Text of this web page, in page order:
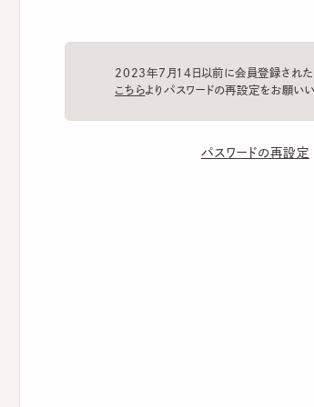
2023年7月14日以前に会員登録されたお
パスワードの再設定